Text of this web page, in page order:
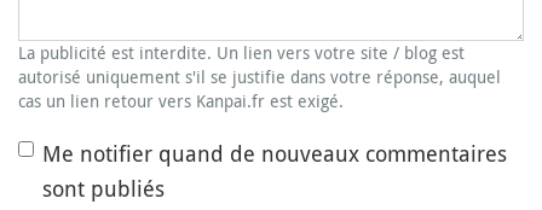
La publicité est interdite. Un lien vers votre site / blog est
autorisé uniquement s'il se justifie dans votre réponse, auquel
cas un lien retour vers Kanpai.fr est exigé.
Me notifier quand de nouveaux commentaires
sont publiés